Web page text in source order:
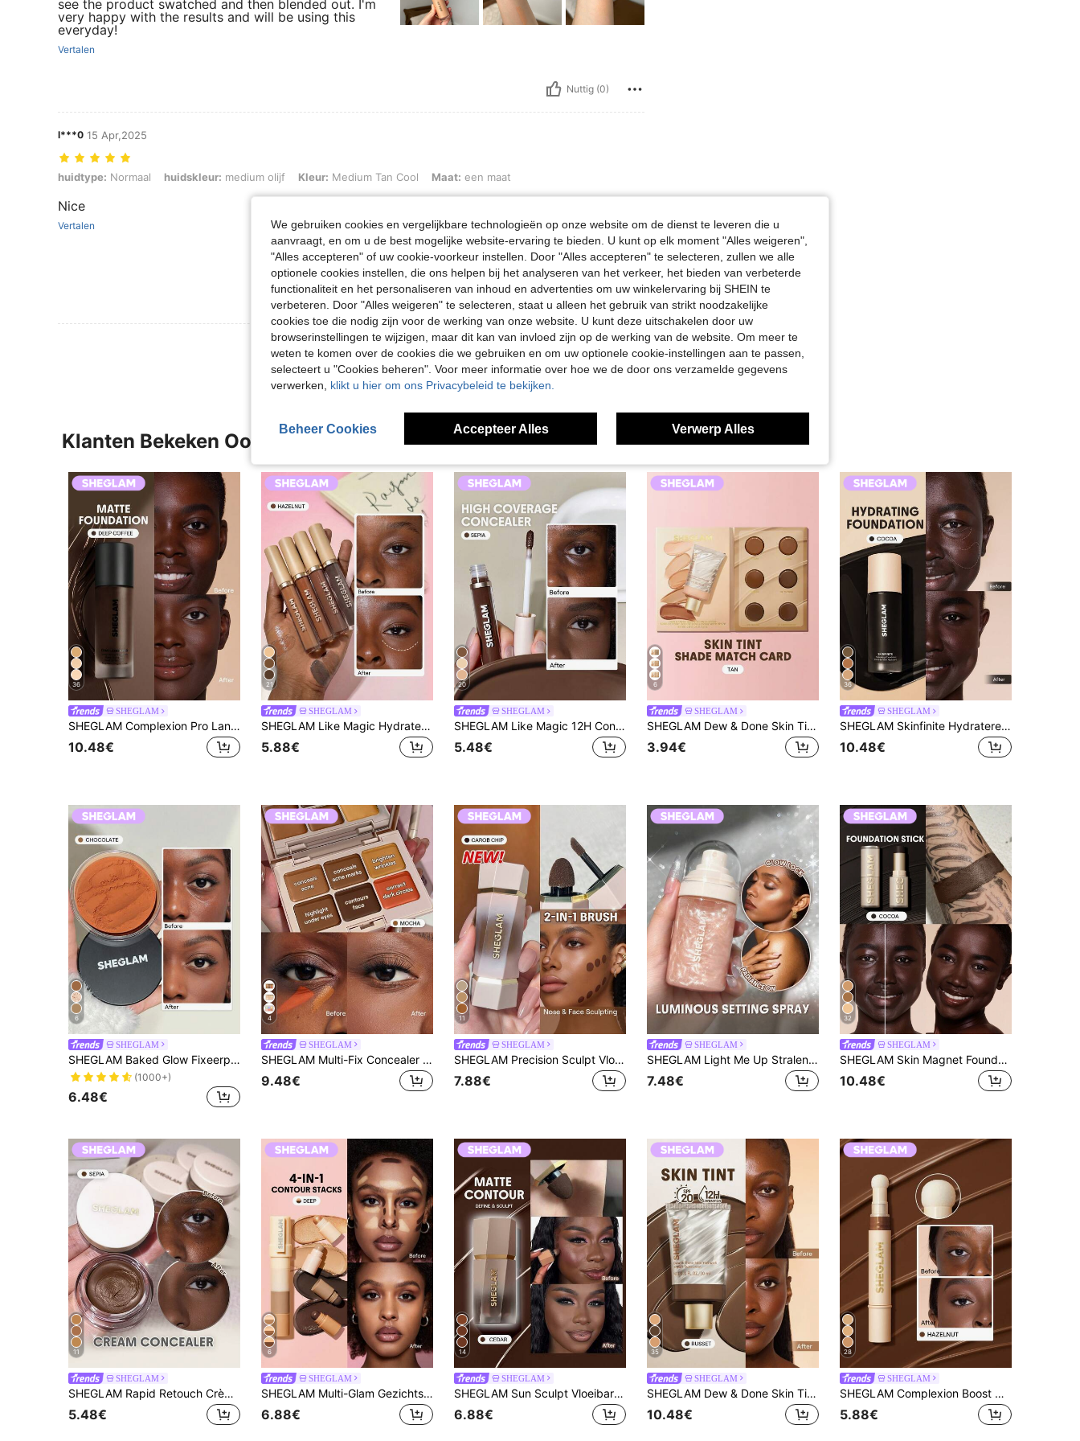
see the product swatched and then blended out. I'm
very happy with the results and will be using this
everyday!
Vertalen
Nuttig (0)
l***0 15 Apr,2025
huidtype: Normaal, huidskleur: medium olijf, Kleur: Medium Tan Cool, Maat: een maat
huidtype: Normaal huidskleur: medium olijf Kleur: Medium Tan Cool Maat: een maat
Nice
Vertalen
Nuttig (4)
Meer Beoordelingen Bekijken
Klanten Bekeken Ook
36
SHEGLAM
SHEGLAM Complexion Pro Langhoudende Ademende Matte Foundation-Deep Coffee Merk Beauty Cosmetica Make-Up Voor Vrouwen En Meisjes
10.48€
21
SHEGLAM
SHEGLAM Like Magic Hydraterende Concealer-Hazelnut Merk Beauty Cosmetica Make-Up Voor Vrouwen En Meisjes
5.88€
20
SHEGLAM
SHEGLAM Like Magic 12H Concealer Volledige Dekking-Sepia Merk Beauty Cosmetica Make-Up Voor Vrouwen En Meisjes
5.48€
6
SHEGLAM
SHEGLAM Dew & Done Skin Tint Met Spf20 Sample-Tan Merk Beauty Cosmetica Make-Up Voor Vrouwen En Meisjes
3.94€
36
SHEGLAM
SHEGLAM Skinfinite Hydraterende Foundation-Cocoa Merk Beauty Cosmetica Make-Up Voor Vrouwen En Meisjes
10.48€
6
SHEGLAM
SHEGLAM Baked Glow Fixeerpoeder-Chocolate Merk Beauty Cosmetica Make-Up Voor Vrouwen En Meisjes
(1000+)
6.48€
4
SHEGLAM
SHEGLAM Multi-Fix Concealer En Color Corrector-Mocha Merk Beauty Cosmetica Make-Up Voor Vrouwen En Meisjes
9.48€
11
SHEGLAM
SHEGLAM Precision Sculpt Vloeibare Contour Duo-Carob Chip Merk Beauty Cosmetica Make-Up Voor Vrouwen En Meisjes
7.88€
SHEGLAM
SHEGLAM Light Me Up Stralende Fixeerspray Merk Beauty Cosmetica Make-Up Voor Vrouwen En Meisjes
7.48€
32
SHEGLAM
SHEGLAM Skin Magnet Foundation Stick Met Hoge Dekking-Cocoa Merk Beauty Cosmetica Make-Up Voor Vrouwen En Meisjes
10.48€
11
SHEGLAM
SHEGLAM Rapid Retouch CrèMe Concealer-Sepia Merk Beauty Cosmetica Make-Up Voor Vrouwen En Meisjes
5.48€
6
SHEGLAM
SHEGLAM Multi-Glam Gezichts Pen-Deep Merk Beauty Cosmetica Make-Up Voor Vrouwen En Meisjes
6.88€
14
SHEGLAM
SHEGLAM Sun Sculpt Vloeibare Contour-Cedar Merk Beauty Cosmetica Make-Up Voor Vrouwen En Meisjes
6.88€
35
SHEGLAM
SHEGLAM Dew & Done Skin Tint Met Spf20-Russet Merk Beauty Cosmetica Make-Up Voor Vrouwen En Meisjes
10.48€
28
SHEGLAM
SHEGLAM Complexion Boost Concealer-Hazelnut Merk Beauty Cosmetica Make-Up Voor Vrouwen En Meisjes
5.88€
We gebruiken cookies en vergelijkbare technologieën op onze website om de dienst te leveren die u
aanvraagt, en om u de best mogelijke website-ervaring te bieden. U kunt op elk moment "Alles weigeren",
"Alles accepteren" of uw cookie-voorkeur instellen. Door "Alles accepteren" te selecteren, zullen we alle
optionele cookies instellen, die ons helpen bij het analyseren van het verkeer, het bieden van verbeterde
functionaliteit en het personaliseren van inhoud en advertenties om uw winkelervaring bij SHEIN te
verbeteren. Door "Alles weigeren" te selecteren, staat u alleen het gebruik van strikt noodzakelijke
cookies toe die nodig zijn voor de werking van onze website. U kunt deze uitschakelen door uw
browserinstellingen te wijzigen, maar dit kan van invloed zijn op de werking van de website. Om meer te
weten te komen over de cookies die we gebruiken en om uw optionele cookie-instellingen aan te passen,
selecteert u "Cookies beheren". Voor meer informatie over hoe we de door ons verzamelde gegevens
verwerken, klikt u hier om ons Privacybeleid te bekijken.
Beheer Cookies Accepteer Alles Verwerp Alles